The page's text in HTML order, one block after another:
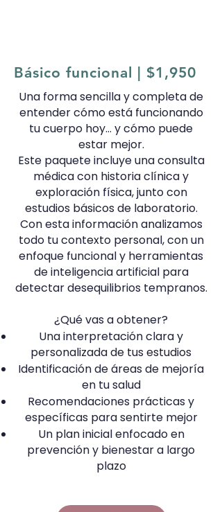
Básico funcional | $1,950
Una forma sencilla y completa de
entender cómo está funcionando
tu cuerpo hoy… y cómo puede
estar mejor.
Este paquete incluye una consulta
médica con historia clínica y
exploración física, junto con
estudios básicos de laboratorio.
Con esta información analizamos
todo tu contexto personal, con un
enfoque funcional y herramientas
de inteligencia artificial para
detectar desequilibrios tempranos.
¿Qué vas a obtener?
Una interpretación clara y
personalizada de tus estudios
Identificación de áreas de mejoría
en tu salud
Recomendaciones prácticas y
específicas para sentirte mejor
Un plan inicial enfocado en
prevención y bienestar a largo
plazo